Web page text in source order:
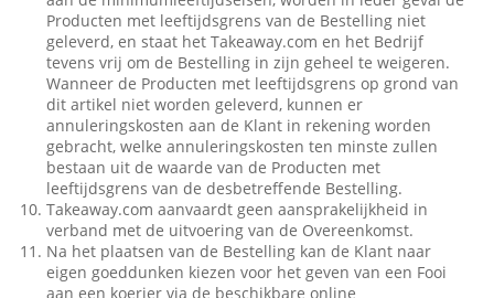
Producten met leeftijdsgrens van de Bestelling niet
geleverd, en staat het Takeaway.com en het Bedrijf
tevens vrij om de Bestelling in zijn geheel te weigeren.
Wanneer de Producten met leeftijdsgrens op grond van
dit artikel niet worden geleverd, kunnen er
annuleringskosten aan de Klant in rekening worden
gebracht, welke annuleringskosten ten minste zullen
bestaan uit de waarde van de Producten met
leeftijdsgrens van de desbetreffende Bestelling.
Takeaway.com aanvaardt geen aansprakelijkheid in
verband met de uitvoering van de Overeenkomst.
Na het plaatsen van de Bestelling kan de Klant naar
eigen goeddunken kiezen voor het geven van een Fooi
aan een koerier via de beschikbare online